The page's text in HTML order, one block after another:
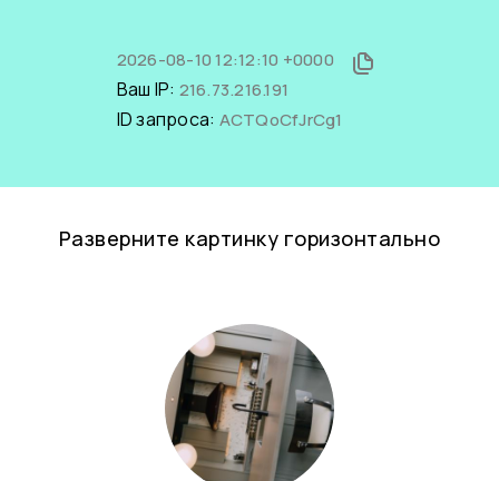
2026-08-10 12:12:10 +0000
Ваш IP: 216.73.216.191
ID запроса: ACTQoCfJrCg1
Разверните картинку горизонтально